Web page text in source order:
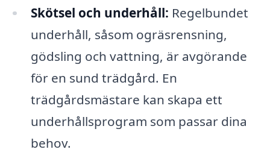
Skötsel och underhåll: Regelbundet
underhåll, såsom ogräsrensning,
gödsling och vattning, är avgörande
för en sund trädgård. En
trädgårdsmästare kan skapa ett
underhållsprogram som passar dina
behov.